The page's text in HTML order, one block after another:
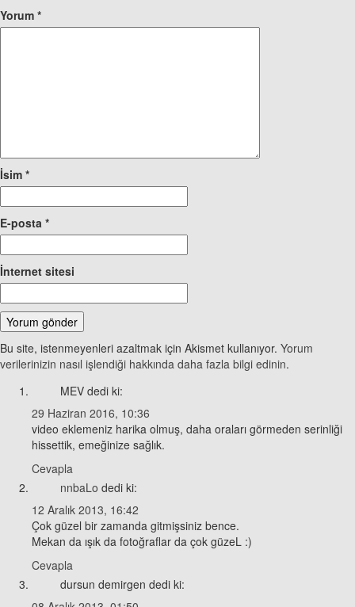
Yorum *
İsim *
E-posta *
İnternet sitesi
Bu site, istenmeyenleri azaltmak için Akismet kullanıyor. Yorum
verilerinizin nasıl işlendiği hakkında daha fazla bilgi edinin.
MEV dedi ki:
29 Haziran 2016, 10:36
video eklemeniz harika olmuş, daha oraları görmeden serinliği
hissettik, emeğinize sağlık.
Cevapla
nnbaLo dedi ki:
12 Aralık 2013, 16:42
Çok güzel bir zamanda gitmişsiniz bence.
Mekan da ışık da fotoğraflar da çok güzeL :)
Cevapla
dursun demirgen dedi ki: